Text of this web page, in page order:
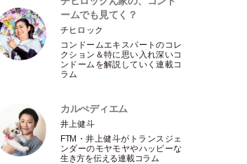
ームでも見てく？
チヒロック
コンドームエキスパートのコレ
クション＆特に思い入れ深いコ
ンドームを解説していく連載コ
ラム
カルぺディエム
井上健斗
FTM ・井上健斗がトランスジェ
ンダーのモヤモヤやハッピーな
生き方を伝える連載コラム